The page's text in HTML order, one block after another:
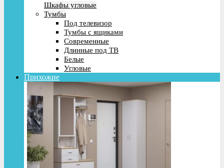
Шкафы угловые
Тумбы
Под телевизор
Тумбы с ящиками
Современные
Длинные под ТВ
Белые
Угловые
Прихожие